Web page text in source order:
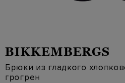
BIKKEMBERGS
Брюки из гладкого
грогрен